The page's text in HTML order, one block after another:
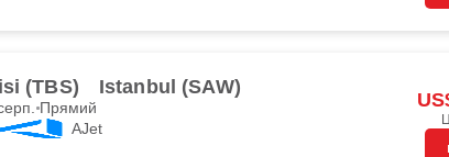
(TBS) Istanbul (SAW)
Прямий
AJet